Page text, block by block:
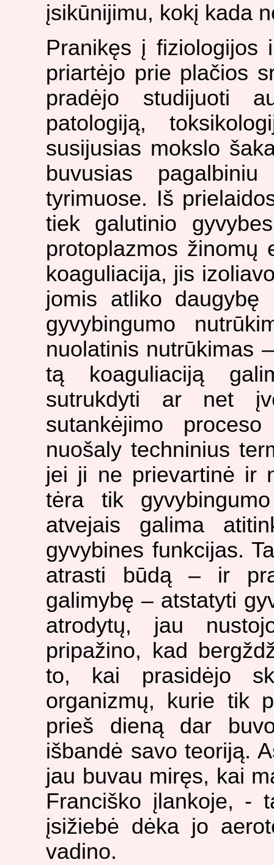
įsikūnijimu, kokį kada
Pranikęs į fiziologijos
priartėjo prie plačios
pradėjo studijuoti
patologiją,
susijusias mokslo
buvusias
tyrimuose. Iš
tiek galutinio
protoplazmos žinomų
koaguliacija, jis
jomis atliko daugybę
gyvybingumo
nuolatinis nutrūkimas
tą koaguliaciją
sutrukdyti ar net
sutankėjimo
nuošaly techninius
jei ji ne prievartinė ir
tėra tik
atvejais galima
gyvybines funkcijas.
atrasti būdą – ir
galimybę – atstatyti
atrodytų, jau
pripažino, kad
to, kai prasidėjo
organizmų, kurie tik
prieš dieną dar
išbandė savo teoriją.
jau buvau miręs, kai
Franciško įlankoje, -
įsižiebė dėka jo
vadino.